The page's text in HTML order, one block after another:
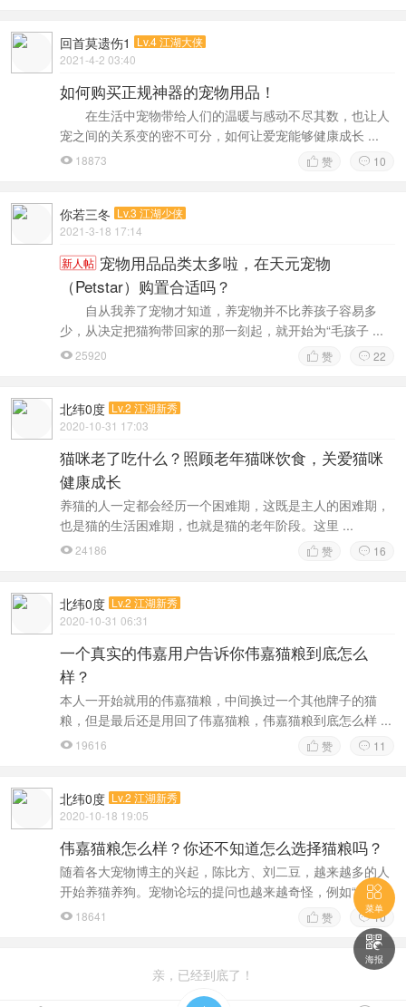
回首莫遗伤1
Lv.4 江湖大侠
2021-4-2 03:40
如何购买正规神器的宠物用品！
在生活中宠物带给人们的温暖与感动不尽其数，也让人
宠之间的关系变的密不可分，如何让爱宠能够健康成长 ...
 18873  10
 赞
你若三冬 Lv.3 江湖少侠
2021-3-18 17:14
新人帖 宠物用品品类太多啦，在天元宠物
（Petstar）购置合适吗？
自从我养了宠物才知道，养宠物并不比养孩子容易多
少，从决定把猫狗带回家的那一刻起，就开始为“毛孩子 ...
 25920  22
 赞
北纬0度 Lv.2 江湖新秀
2020-10-31 17:03
猫咪老了吃什么？照顾老年猫咪饮食，关爱猫咪
健康成长
养猫的人一定都会经历一个困难期，这既是主人的困难期，
也是猫的生活困难期，也就是猫的老年阶段。这里 ...
 24186  16
 赞
北纬0度 Lv.2 江湖新秀
2020-10-31 06:31
一个真实的伟嘉用户告诉你伟嘉猫粮到底怎么
样？
本人一开始就用的伟嘉猫粮，中间换过一个其他牌子的猫
粮，但是最后还是用回了伟嘉猫粮，伟嘉猫粮到底怎么样 ...
 19616  11
 赞
北纬0度 Lv.2 江湖新秀
2020-10-18 19:05
伟嘉猫粮怎么样？你还不知道怎么选择猫粮吗？
随着各大宠物博主的兴起，陈比方、刘二豆，越来越多的人
开始养猫养狗。宠物论坛的提问也越来越奇怪，例如“ ...
 18641  10
 赞
亲，已经到底了！

菜单

海报